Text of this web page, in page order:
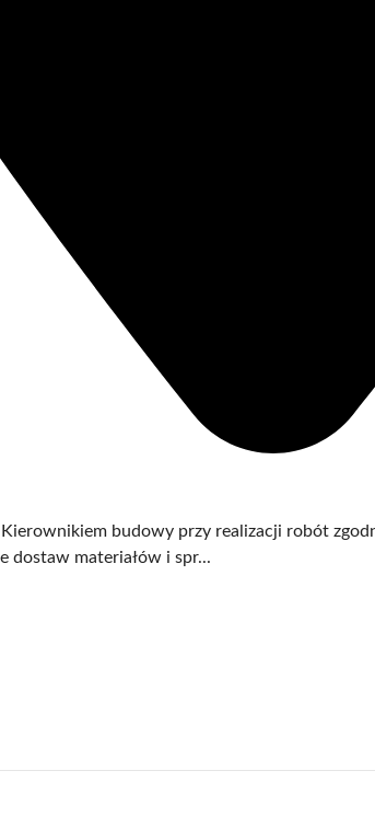
Kierownikiem budowy przy realizacji robót
materiałów i spr...